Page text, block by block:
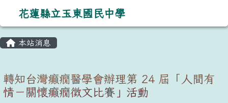
花蓮縣立玉東國民中學
導覽列花蓮縣立玉東國民中學
本站消息
轉知台灣癲癇醫學會辦理第 24 屆「人間有
情－關懷癲癇徵文比賽」活動